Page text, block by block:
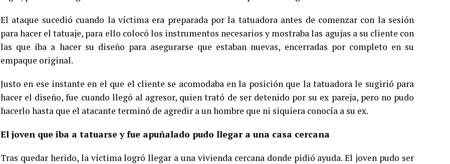
El ataque sucedió cuando la víctima era preparada por la tatuadora antes de comenzar con la sesión
para hacer el tatuaje, para ello colocó los instrumentos necesarios y mostraba las agujas a su cliente con
las que iba a hacer su diseño para asegurarse que estaban nuevas, encerradas por completo en su
empaque original.
Justo en ese instante en el que el cliente se acomodaba en la posición que la tatuadora le sugirió para
hacer el diseño, fue cuando llegó al agresor, quien trató de ser detenido por su ex pareja, pero no pudo
hacerlo hasta que el atacante terminó de agredir a un hombre que ni siquiera conocía a su ex.
El joven que iba a tatuarse y fue apuñalado pudo llegar a una casa cercana
Tras quedar herido, la víctima logró llegar a una vivienda cercana donde pidió ayuda. El joven pudo ser